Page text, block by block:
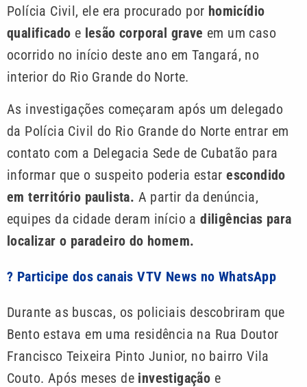
Polícia Civil, ele era procurado por homicídio
qualificado e lesão corporal grave em um caso
ocorrido no início deste ano em Tangará, no
interior do Rio Grande do Norte.
As investigações começaram após um delegado
da Polícia Civil do Rio Grande do Norte entrar em
contato com a Delegacia Sede de Cubatão para
informar que o suspeito poderia estarescondido
em território paulista. A partir da denúncia,
equipes da cidade deram início adiligências para
localizar o paradeiro do homem.
? Participe dos canais VTV News no WhatsApp
Durante as buscas, os policiais descobriram que
Bento estava em uma residência na Rua Doutor
Francisco Teixeira Pinto Junior, no bairro Vila
Couto. Após meses de investigação e